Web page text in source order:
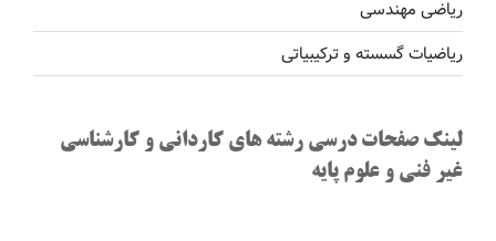
ریاضی مهندسی
ریاضیات گسسته و ترکیبیاتی
لینک صفحات درسی رشته های کاردانی و کارشناسی
غیر فنی و علوم پایه